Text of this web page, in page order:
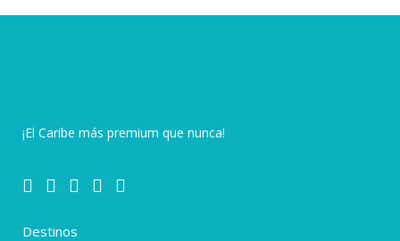
¡El Caribe más premium que nunca!
Destinos